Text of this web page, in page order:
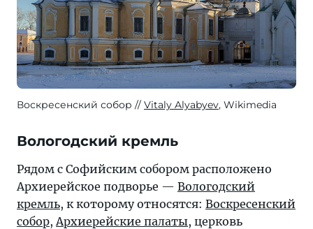
Воскресенский собор Vitaly Alyabyev, Wikimedia
Вологодский кремль
Рядом с Софийским собором расположено
Архиерейское подворье — Вологодский
кремль, к которому относятся: Воскресенский
собор, Архиерейские палаты, церковь